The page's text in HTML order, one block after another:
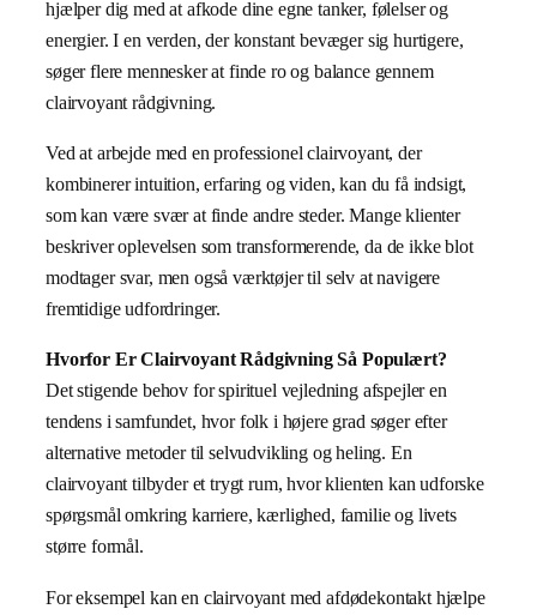
hjælper dig med at afkode dine egne tanker, følelser og
energier. I en verden, der konstant bevæger sig hurtigere,
søger flere mennesker at finde ro og balance gennem
clairvoyant rådgivning.
Ved at arbejde med en professionel clairvoyant, der
kombinerer intuition, erfaring og viden, kan du få indsigt,
som kan være svær at finde andre steder. Mange klienter
beskriver oplevelsen som transformerende, da de ikke blot
modtager svar, men også værktøjer til selv at navigere
fremtidige udfordringer.
Hvorfor Er Clairvoyant Rådgivning Så Populært?
Det stigende behov for spirituel vejledning afspejler en
tendens i samfundet, hvor folk i højere grad søger efter
alternative metoder til selvudvikling og heling. En
clairvoyant tilbyder et trygt rum, hvor klienten kan udforske
spørgsmål omkring karriere, kærlighed, familie og livets
større formål.
For eksempel kan en clairvoyant med afdødekontakt hjælpe